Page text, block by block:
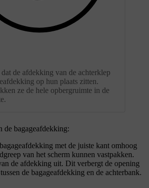
de afdekking van de achterklep
op hun plaats zitten.
ze de hele opbergruimte in de
de bagageafdekking:
met de juiste kant omhoog
van het scherm kunnen vastpakken.
de afdekking uit. Dit verbergt de opening
de bagageafdekking en de achterbank.